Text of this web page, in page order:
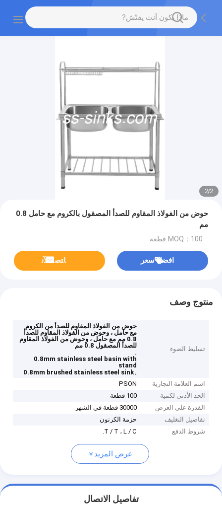
2
/
2
حوض من الفولاذ المقاوم للصدأ المصقول بالكروم مع حامل 0.8
مم
MOQ：100 قطعة
افضل سعر ﺎﺘﺼﻟ ﺍﻶﻧ
منتوج وصف
تسليط الضوء
حوض من الفولاذ المقاوم للصدأ من الكروم
مع حامل ، وحوض من الفولاذ المقاوم للصدأ
0.8 مم مع حامل ، وحوض من الفولاذ المقاوم
للصدأ المصقول 0.8 مم
,
0.8mm stainless steel basin with
stand
,
0.8mm brushed stainless steel sink
اسم العلامة التجارية
PSON
الحد الأدنى لكمية
100 قطعة
القدرة على العرض
30000 قطعة في الشهر
تفاصيل التغليف
حزمة الكرتون
شروط الدفع
T / T ، L / C.
عرض المزيد
تفاصيل الاتصال